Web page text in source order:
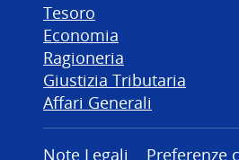
Tesoro
Economia
Ragioneria
Giustizia Tributaria
Affari Generali
Note Legali Preferenze